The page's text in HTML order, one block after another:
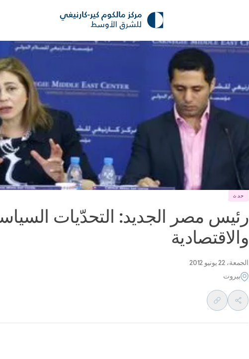
حدث
رئيس مصر الجديد: التحدّيات
والاقتصادية
الجمعة، 22 يونيو 2012
بيروت